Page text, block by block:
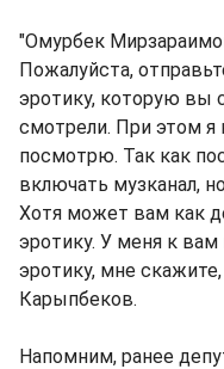
"Омурбек
Пожалуйста,
эротику, которую вы
смотрели. При этом я
посмотрю. Так как
включать музканал,
Хотя может вам как
эротику. У меня к вам
эротику, мне
Карыпбеков.
Напомним, ранее